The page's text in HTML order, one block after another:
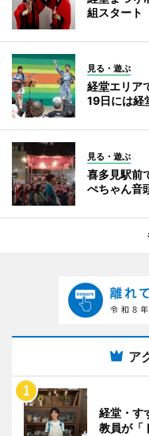
組スタート
見る・遊ぶ
経堂エリア
19日には経
見る・遊ぶ
喜多見駅前
ぺちゃん音
ア
経堂・す
教員が「